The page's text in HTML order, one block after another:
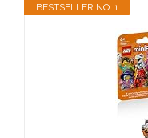
BESTSELLER NO. 1